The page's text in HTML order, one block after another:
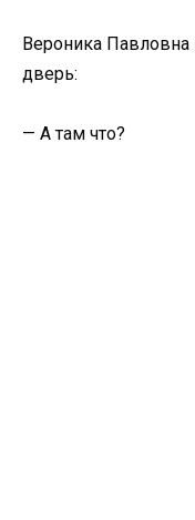
Вероника
дверь:
— А там что?